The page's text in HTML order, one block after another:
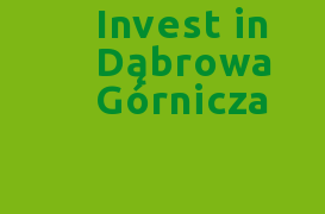
Invest in
Dąbrowa
Górnicza